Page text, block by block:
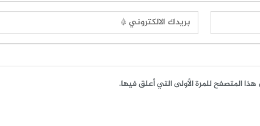
المتصفح للمرة الأولى التي أعلق فيها.